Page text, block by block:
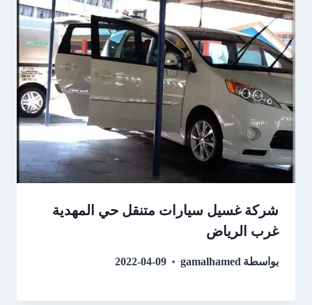
شركة غسيل سيارات متنقل حي المهدية
غرب الرياض
بواسطة gamalhamed
2022-04-09